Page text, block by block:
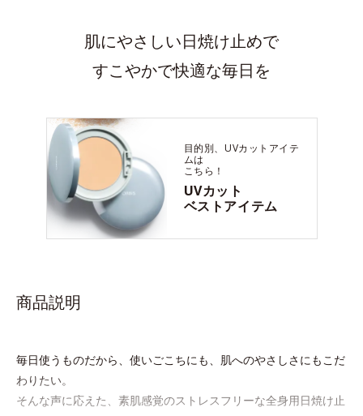
肌にやさしい日焼け止めで
すこやかで快適な毎日を
目的別、UVカットアイテ
ムは
こちら！
UVカット
ベストアイテム
商品説明
毎日使うものだから、使いごこちにも、肌へのやさしさにもこだ
わりたい。
そんな声に応えた、素肌感覚のストレスフリーな全身用日焼け止